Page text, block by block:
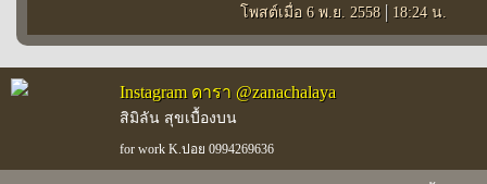
โพสต์เมื่อ 6 พ.ย. 2558 | 18:24 น.
Instagram ดารา @zanachalaya
สิมิลัน สุขเบื้องบน
for work K.ปอย 0994269636